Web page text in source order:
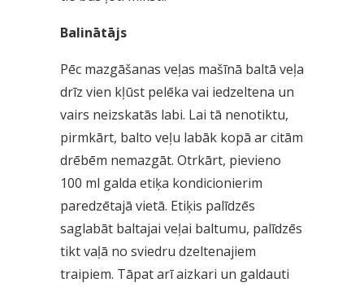
Balinātājs
Pēc mazgāšanas veļas mašīnā baltā veļa
drīz vien kļūst pelēka vai iedzeltena un
vairs neizskatās labi. Lai tā nenotiktu,
pirmkārt, balto veļu labāk kopā ar citām
drēbēm nemazgāt. Otrkārt, pievieno
100 ml galda etiķa kondicionierim
paredzētajā vietā. Etiķis palīdzēs
saglabāt baltajai veļai baltumu, palīdzēs
tikt vaļā no sviedru dzeltenajiem
traipiem. Tāpat arī aizkari un galdauti